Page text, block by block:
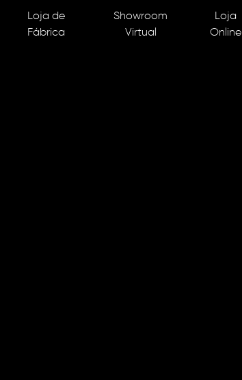
Loja de
Fábrica
Showroom
Virtual
Loja
Online